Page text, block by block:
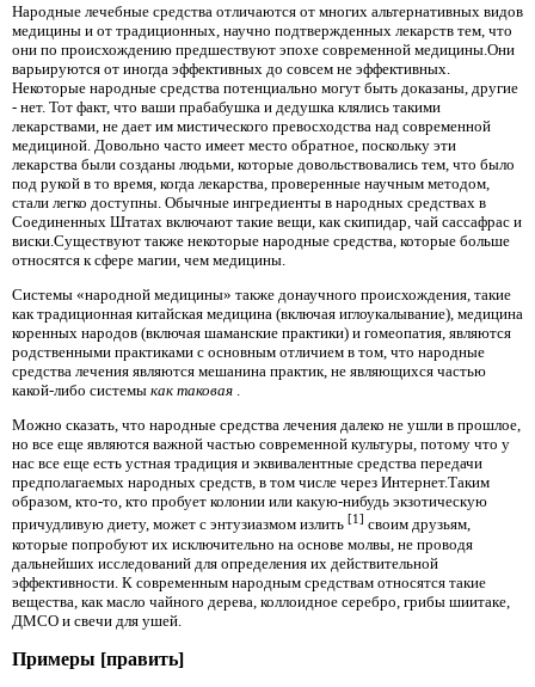
Народные лечебные средства отличаются от многих альтернативных видов
медицины и от традиционных, научно подтвержденных лекарств тем, что
они по происхождению предшествуют эпохе современной медицины.Они
варьируются от иногда эффективных до совсем не эффективных.
Некоторые народные средства потенциально могут быть доказаны, другие
- нет. Тот факт, что ваши прабабушка и дедушка клялись такими
лекарствами, не дает им мистического превосходства над современной
медициной. Довольно часто имеет место обратное, поскольку эти
лекарства были созданы людьми, которые довольствовались тем, что было
под рукой в ​​то время, когда лекарства, проверенные научным методом,
стали легко доступны. Обычные ингредиенты в народных средствах в
Соединенных Штатах включают такие вещи, как скипидар, чай сассафрас и
виски.Существуют также некоторые народные средства, которые больше
относятся к сфере магии, чем медицины.
Системы «народной медицины» также донаучного происхождения, такие
как традиционная китайская медицина (включая иглоукалывание), медицина
коренных народов (включая шаманские практики) и гомеопатия, являются
родственными практиками с основным отличием в том, что народные
средства лечения являются мешанина практик, не являющихся частью
какой-либо системы как таковая
Можно сказать, что народные средства лечения далеко не ушли в прошлое,
но все еще являются важной частью современной культуры, потому что у
нас все еще есть устная традиция и эквивалентные средства передачи
предполагаемых народных средств, в том числе через Интернет.Таким
образом, кто-то, кто пробует колонии или какую-нибудь экзотическую
причудливую диету, может с энтузиазмом излить [1] своим друзьям,
которые попробуют их исключительно на основе молвы, не проводя
дальнейших исследований для определения их действительной
эффективности. К современным народным средствам относятся такие
вещества, как масло чайного дерева, коллоидное серебро, грибы шиитаке,
ДМСО и свечи для ушей.
Примеры [править]